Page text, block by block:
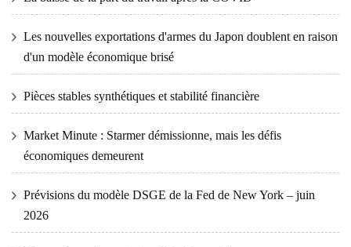
Les nouvelles exportations d'armes du Japon doublent en raison
d'un modèle économique brisé
Pièces stables synthétiques et stabilité financière
Market Minute : Starmer démissionne, mais les défis
économiques demeurent
Prévisions du modèle DSGE de la Fed de New York – juin
2026